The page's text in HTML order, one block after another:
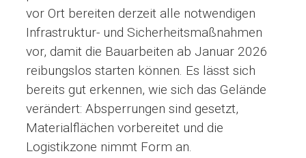
vor Ort bereiten derzeit alle notwendigen
Infrastruktur- und Sicherheitsmaßnahmen
vor, damit die Bauarbeiten ab Januar 2026
reibungslos starten können. Es lässt sich
bereits gut erkennen, wie sich das Gelände
verändert: Absperrungen sind gesetzt,
Materialflächen vorbereitet und die
Logistikzone nimmt Form an.